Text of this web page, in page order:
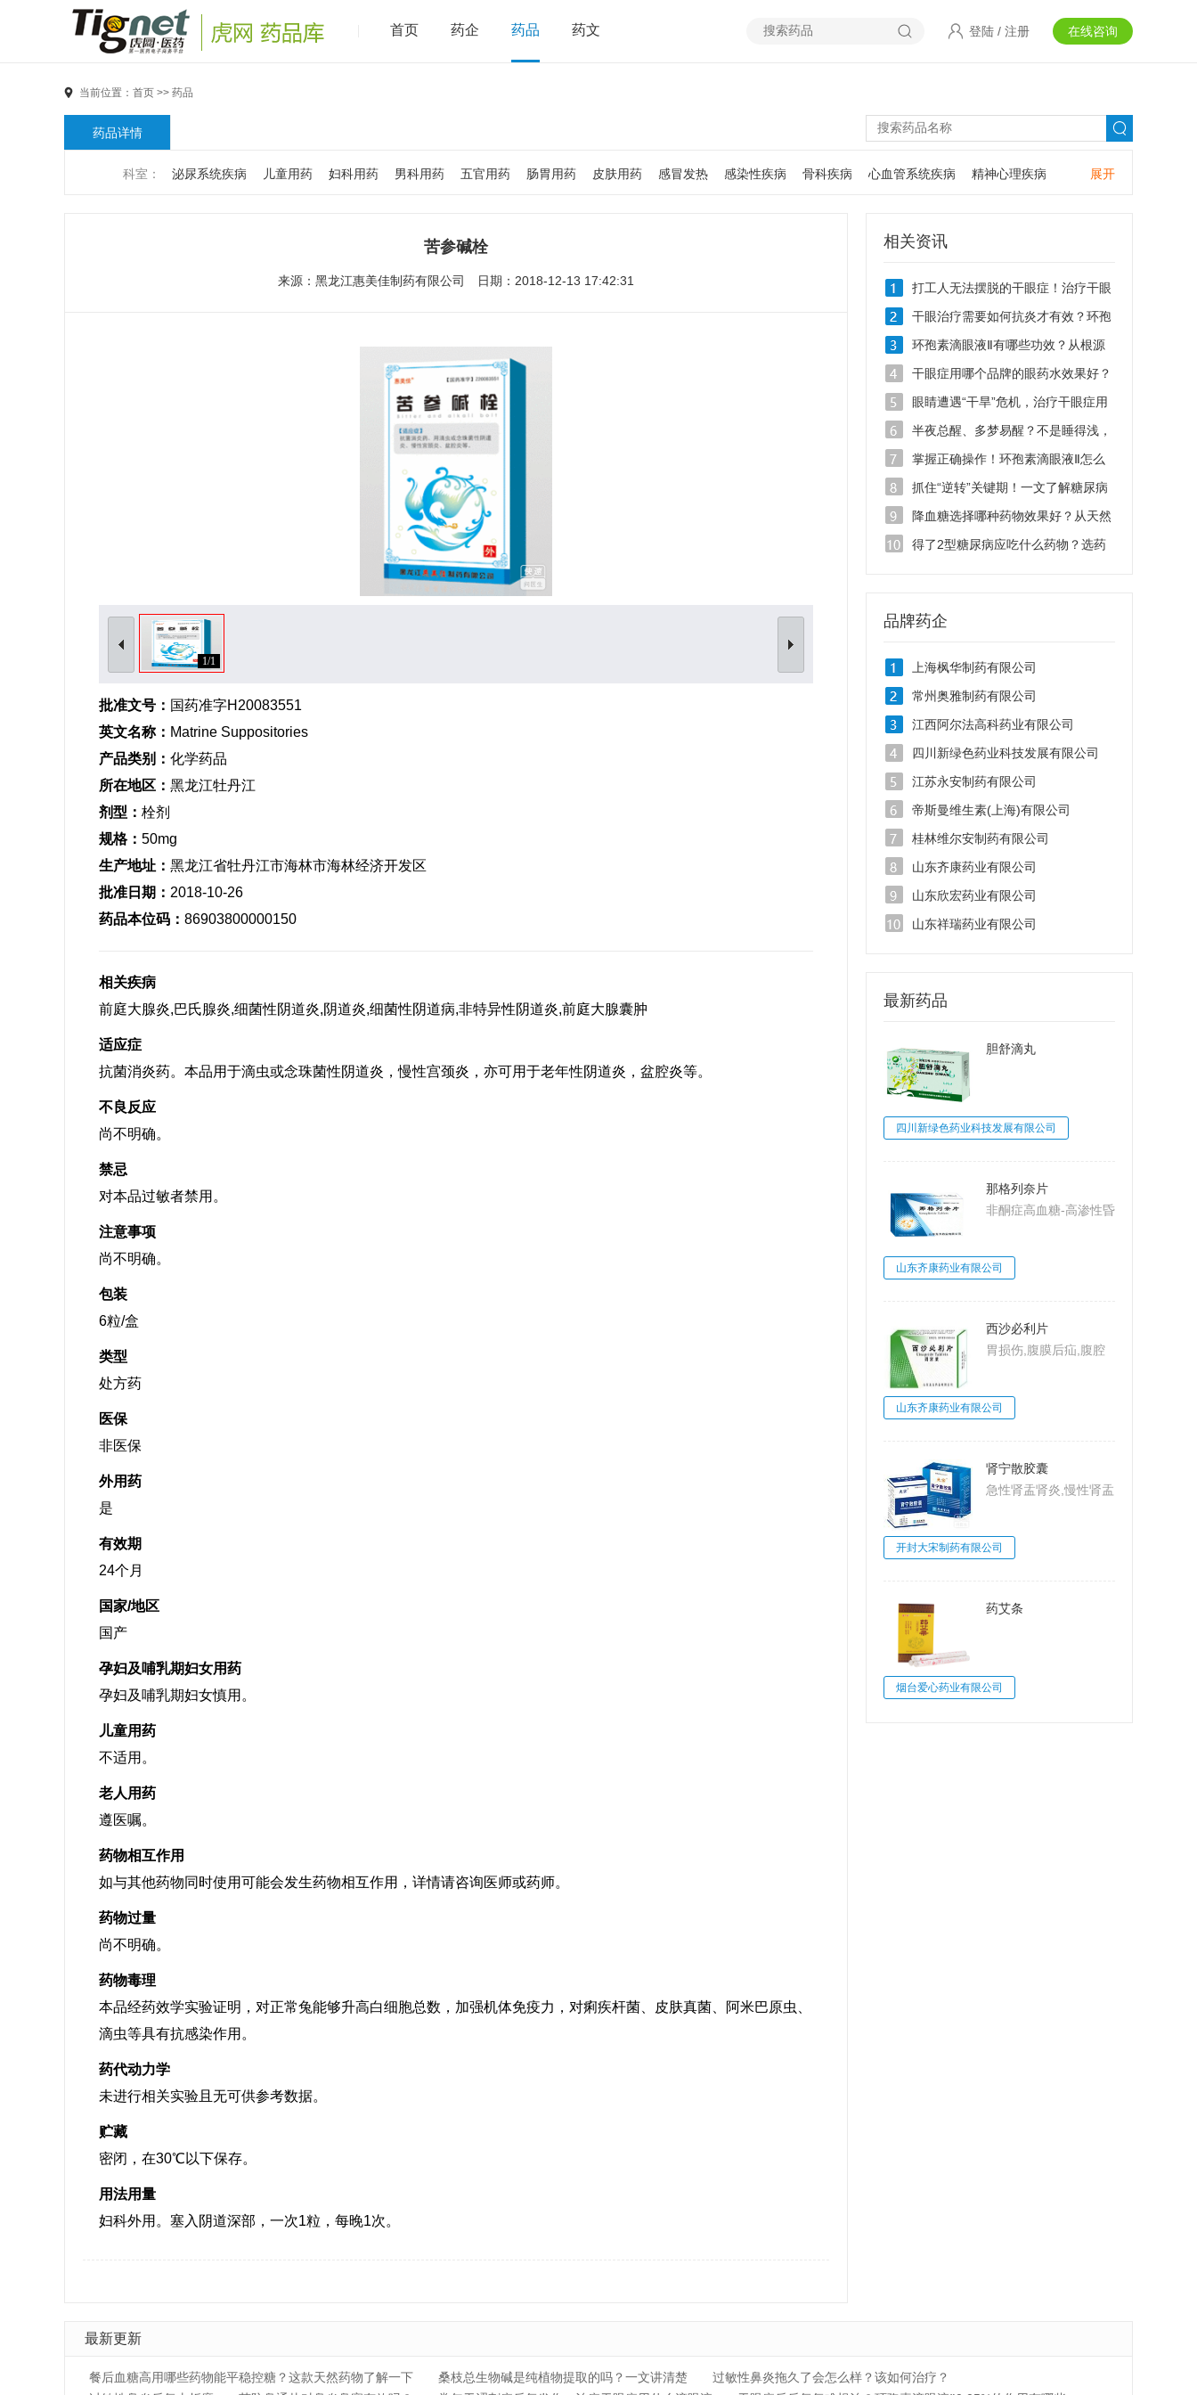
首页 药企 药品 药文 在线咨询
登陆 / 注册
当前位置： 首页 >> 药品
药品详情
展开
科室： 泌尿系统疾病 儿童用药 妇科用药 男科用药 五官用药 肠胃用药 皮肤用药 感冒发热 感染性疾病 骨科疾病 心血管系统疾病 精神心理疾病
女性生殖及妊娠疾病
苦参碱栓
来源： 黑龙江惠美佳制药有限公司 日期：2018-12-13 17:42:31
1/1
批准文号： 国药准字H20083551
英文名称： Matrine Suppositories
产品类别： 化学药品
所在地区： 黑龙江牡丹江
剂型： 栓剂
规格： 50mg
生产地址： 黑龙江省牡丹江市海林市海林经济开发区
批准日期： 2018-10-26
药品本位码： 86903800000150
相关疾病
前庭大腺炎,巴氏腺炎,细菌性阴道炎,阴道炎,细菌性阴道病,非特异性阴道炎,前庭大腺囊肿
适应症
抗菌消炎药。本品用于滴虫或念珠菌性阴道炎，慢性宫颈炎，亦可用于老年性阴道炎，盆腔炎等。
不良反应
尚不明确。
禁忌
对本品过敏者禁用。
注意事项
尚不明确。
包装
6粒/盒
类型
处方药
医保
非医保
外用药
是
有效期
24个月
国家/地区
国产
孕妇及哺乳期妇女用药
孕妇及哺乳期妇女慎用。
儿童用药
不适用。
老人用药
遵医嘱。
药物相互作用
如与其他药物同时使用可能会发生药物相互作用，详情请咨询医师或药师。
药物过量
尚不明确。
药物毒理
本品经药效学实验证明，对正常兔能够升高白细胞总数，加强机体免疫力，对痢疾杆菌、皮肤真菌、阿米巴原虫、
滴虫等具有抗感染作用。
药代动力学
未进行相关实验且无可供参考数据。
贮藏
密闭，在30℃以下保存。
用法用量
妇科外用。塞入阴道深部，一次1粒，每晚1次。
相关资讯
打工人无法摆脱的干眼症！治疗干眼
症用什么眼药水？
干眼治疗需要如何抗炎才有效？环孢
素滴眼液Ⅱ抗炎效果怎么样？
环孢素滴眼液Ⅱ有哪些功效？从根源
破解干眼难题
干眼症用哪个品牌的眼药水效果好？
滴眼液千万别乱用！
眼睛遭遇“干旱”危机，治疗干眼症用
哪种眼药水效果好？
半夜总醒、多梦易醒？不是睡得浅，
是脏腑失衡
掌握正确操作！环孢素滴眼液Ⅱ怎么
用效果好
抓住“逆转”关键期！一文了解糖尿病
吃什么药能逆转？
降血糖选择哪种药物效果好？从天然
药物看糖尿病治疗新思路
得了2型糖尿病应吃什么药物？选药
品牌药企
上海枫华制药有限公司
常州奥雅制药有限公司
江西阿尔法高科药业有限公司
四川新绿色药业科技发展有限公司
江苏永安制药有限公司
帝斯曼维生素(上海)有限公司
桂林维尔安制药有限公司
山东齐康药业有限公司
山东欣宏药业有限公司
山东祥瑞药业有限公司
最新药品
胆舒滴丸
四川新绿色药业科技发展有限公司
那格列奈片
非酮症高血糖-高渗性昏
山东齐康药业有限公司
西沙必利片
胃损伤,腹膜后疝,腹腔
大肠梗阻,肠系膜上动脉
山东齐康药业有限公司
肾宁散胶囊
急性肾盂肾炎,慢性肾盂
开封大宋制药有限公司
药艾条
烟台爱心药业有限公司
最新更新
餐后血糖高用哪些药物能平稳控糖？这款天然药物了解一下 桑枝总生物碱是纯植物提取的吗？一文讲清楚
过敏性鼻炎拖久了会怎么样？该如何治疗？